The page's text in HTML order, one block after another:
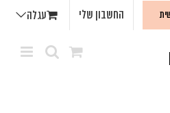
החשבון שלי עגלה